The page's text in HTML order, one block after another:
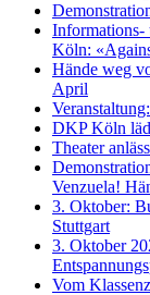
Informations-
Köln:
Hände weg
April
DKP Köln
Theater
Venzuela!
3. Oktober:
Stuttgart
3. Oktober
Vom